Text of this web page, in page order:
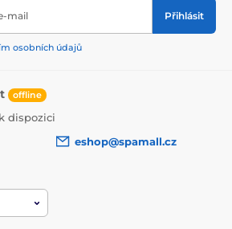
mail Přihlásit
osobních údajů
offline
dispozici
eshop@spamall.cz